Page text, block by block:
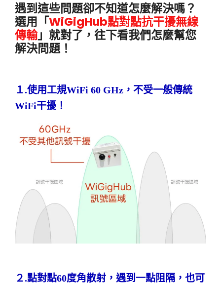
遇到這些問題卻不知道怎麼解決嗎？
選用「WiGigHub點對點抗干擾無線
傳輸」就對了，往下看我們怎麼幫您
解決問題！
１.使用工規WiFi 60 GHz，不受一般傳統
WiFi干擾！
２.點對點60度角散射，遇到一點阻隔，也可